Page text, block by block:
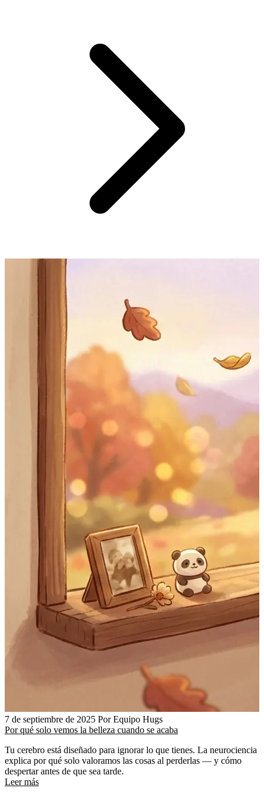
7 de septiembre de 2025 Por Equipo Hugs
Por qué solo vemos la belleza cuando se acaba
Tu cerebro está diseñado para ignorar lo que tienes. La neurociencia
explica por qué solo valoramos las cosas al perderlas — y cómo
despertar antes de que sea tarde.
Leer más